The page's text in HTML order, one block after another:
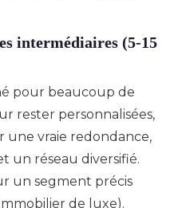
intermédiaires (5-15
pour beaucoup de
rester personnalisées,
une vraie redondance,
un réseau diversifié.
un segment précis
de luxe).